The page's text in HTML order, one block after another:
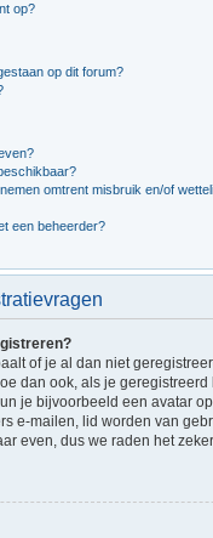
op?
op dit forum?
omtrent misbruik en/of
een beheerder?
of je al dan niet
dan ook, als je geregistreerd
je bijvoorbeeld een avatar
e-mailen, lid worden van
even, dus we raden het